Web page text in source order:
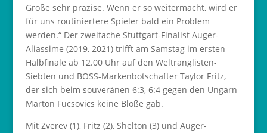
Größe sehr präzise. Wenn er so weitermacht, wird er
für uns routiniertere Spieler bald ein Problem
werden.“ Der zweifache Stuttgart-Finalist Auger-
Aliassime (2019, 2021) trifft am Samstag im ersten
Halbfinale ab 12.00 Uhr auf den Weltranglisten-
Siebten und BOSS-Markenbotschafter Taylor Fritz,
der sich beim souveränen 6:3, 6:4 gegen den Ungarn
Marton Fucsovics keine Blöße gab.
Mit Zverev (1), Fritz (2), Shelton (3) und Auger-